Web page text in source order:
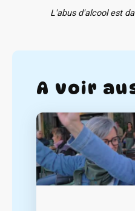
L'abus d'alcool est
A voir